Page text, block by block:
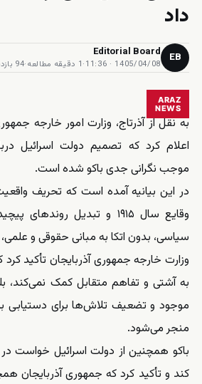
داد
EB
Editorial Board
1405/04/08 · 11:36
·1 دقیقه مطالعه ·94 بازدید
ARAZ
NEWS
به نقل از آذرتاج، وزارت امور خارجه
اعلام کرد که تصمیم دولت اسرائیل
موجب نگرانی جدی باکو شده است.
در این بیانیه آمده است که تحریف
وقایع سال ۱۹۱۵ و تبدیل
سیاسی، بدون اتکا به مبانی حقوقی و
وزارت خارجه جمهوری آذربایجان تأکید کرد
به آشتی و تفاهم متقابل کمک نمی‌کند،
موجود و تضعیف تلاش‌ها برای دستیابی
منجر می‌شود.
باکو همچنین از دولت اسرائیل خواست
کند و تأکید کرد که جمهوری آذربایجان